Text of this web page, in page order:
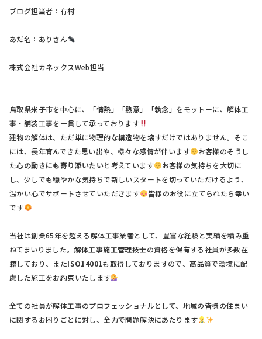
ブログ担当者：有村
あだ名：ありさん
株式会社カネックスWeb担当
鳥取県米子市を中心に、「情熱 」「熱意」「執念 」をモットーに、解体工
事・舗装工事を一貫して承っております
建物の解体は、ただ単に物理的な構造物を壊すだけではありません。そこ
には、長年育んできた思い出や、様々な感情が伴います
お客様のそうし
た心の動きにも寄り添いたいと考えています
お客様の気持ちを大切に
し、少しでも穏やかな気持ちで新しいスタートを切っていただけるよう、
温かい心でサポートさせていただきます
皆様のお役に立てられたら幸い
です
当社は創業65年を超える解体工事業者として、豊富な経験と実績を積み重
ねてまいりました。 解体工事施工管理技士の資格を保有する社員が多数在
籍しており、またISO14001も取得しておりますので、高品質で環境に配
慮した施工をお約束いたします
全ての社員が解体工事のプロフェッショナルとして、地域の皆様の住まい
に関するお困りごとに対し、全力で問題解決にあたります